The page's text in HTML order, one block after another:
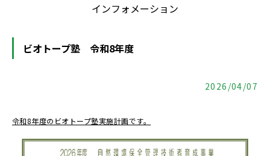
インフォメーション
ビオトープ塾 令和8年度
2026/04/07
令和8年度のビオトープ塾実施計画です。